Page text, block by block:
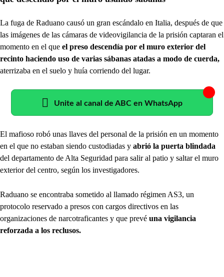
La fuga de Raduano causó un gran escándalo en Italia, después de que
las imágenes de las cámaras de videovigilancia de la prisión captaran el
momento en el que el preso descendía por el muro exterior del
recinto haciendo uso de varias sábanas atadas a modo de cuerda,
aterrizaba en el suelo y huía corriendo del lugar.
Unite al canal de ABC en WhatsApp
El mafioso robó unas llaves del personal de la prisión en un momento
en el que no estaban siendo custodiadas y abrió la puerta blindada
del departamento de Alta Seguridad para salir al patio y saltar el muro
exterior del centro, según los investigadores.
Raduano se encontraba sometido al llamado régimen AS3, un
protocolo reservado a presos con cargos directivos en las
organizaciones de narcotraficantes y que prevé una vigilancia
reforzada a los reclusos.